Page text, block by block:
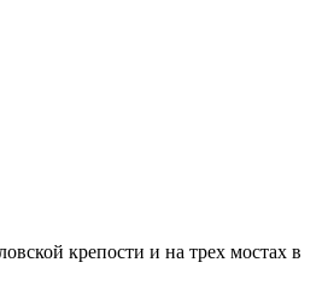
крепости и на трех мостах в